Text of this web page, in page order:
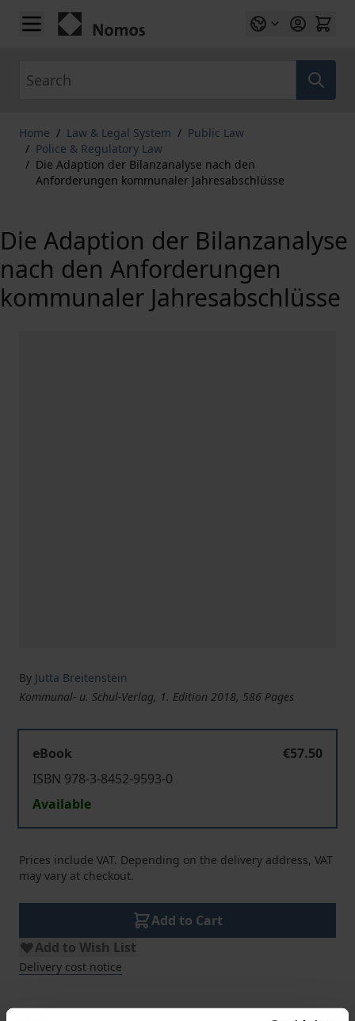
Skip to Content
Home / Law & Legal System / Public Law
/ Police & Regulatory Law
/ Die Adaption der Bilanzanalyse nach den
Anforderungen kommunaler Jahresabschlüsse
Die Adaption der Bilanzanalyse
nach den Anforderungen
kommunaler Jahresabschlüsse
By Jutta Breitenstein
Kommunal- u. Schul-Verlag, 1. Edition 2018, 586 Pages
eBook
€57.50
ISBN 978-3-8452-9593-0
Available
Prices include VAT. Depending on the delivery address, VAT
may vary at checkout.
Add to Cart
Add to Wish List
Delivery cost notice